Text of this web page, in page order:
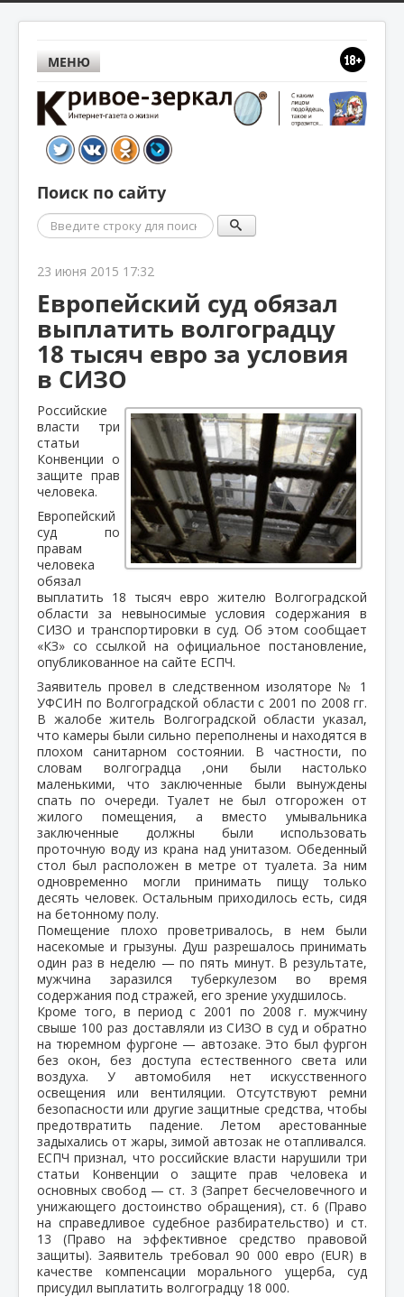
МЕНЮ
Поиск по сайту
Поиск
23 июня 2015 17:32
Европейский суд обязал
выплатить волгоградцу
18 тысяч евро за условия
в СИЗО
Российские
власти три
статьи
Конвенции о
защите прав
человека.
Европейский
суд по
правам
человека
обязал
выплатить 18 тысяч евро жителю Волгоградской
области за невыносимые условия содержания в
СИЗО и транспортировки в суд. Об этом сообщает
«КЗ» со ссылкой на официальное постановление,
опубликованное на сайте ЕСПЧ.
Заявитель провел в следственном изоляторе № 1
УФСИН по Волгоградской области с 2001 по 2008 гг.
В жалобе житель Волгоградской области указал,
что камеры были сильно переполнены и находятся в
плохом санитарном состоянии. В частности, по
словам волгоградца ,они были настолько
маленькими, что заключенные были вынуждены
спать по очереди. Туалет не был отгорожен от
жилого помещения, а вместо умывальника
заключенные должны были использовать
проточную воду из крана над унитазом. Обеденный
стол был расположен в метре от туалета. За ним
одновременно могли принимать пищу только
десять человек. Остальным приходилось есть, сидя
на бетонному полу.
Помещение плохо проветривалось, в нем были
насекомые и грызуны. Душ разрешалось принимать
один раз в неделю — по пять минут. В результате,
мужчина заразился туберкулезом во время
содержания под стражей, его зрение ухудшилось.
Кроме того, в период с 2001 по 2008 г. мужчину
свыше 100 раз доставляли из СИЗО в суд и обратно
на тюремном фургоне — автозаке. Это был фургон
без окон, без доступа естественного света или
воздуха. У автомобиля нет искусственного
освещения или вентиляции. Отсутствуют ремни
безопасности или другие защитные средства, чтобы
предотвратить падение. Летом арестованные
задыхались от жары, зимой автозак не отапливался.
ЕСПЧ признал, что российские власти нарушили три
статьи Конвенции о защите прав человека и
основных свобод — ст. 3 (Запрет бесчеловечного и
унижающего достоинство обращения), ст. 6 (Право
на справедливое судебное разбирательство) и ст.
13 (Право на эффективное средство правовой
защиты). Заявитель требовал 90 000 евро (EUR) в
качестве компенсации морального ущерба, суд
присудил выплатить волгоградцу 18 000.